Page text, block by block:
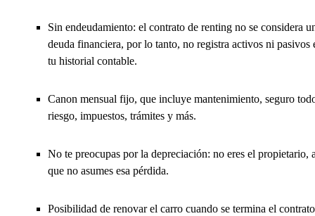
Sin endeudamiento: el contrato de renting no se considera
deuda financiera, por lo tanto, no registra activos ni pasivos
tu historial contable.
Canon mensual fijo, que incluye mantenimiento, seguro
riesgo, impuestos, trámites y más.
No te preocupas por la depreciación: no eres el propietario,
que no asumes esa pérdida.
Posibilidad de renovar el carro cuando se termina el contrato